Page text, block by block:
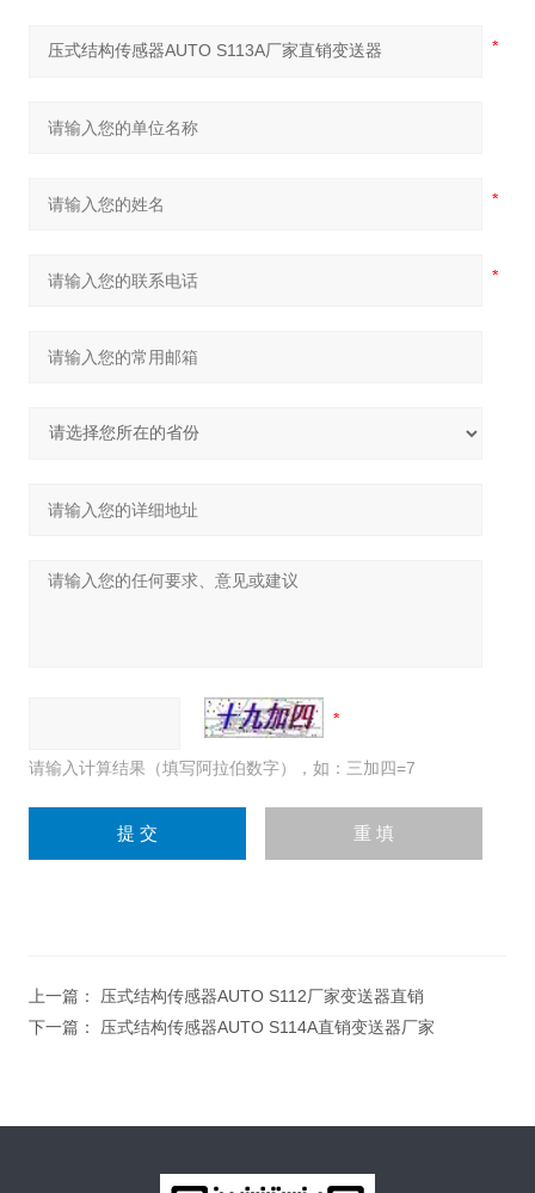
请输入计算结果（填写阿拉伯数字），如：三加四=7
上一篇： 压式结构传感器AUTO S112厂家变送器直销
下一篇： 压式结构传感器AUTO S114A直销变送器厂家